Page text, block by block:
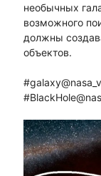
необычных
возможного
должны
объектов.